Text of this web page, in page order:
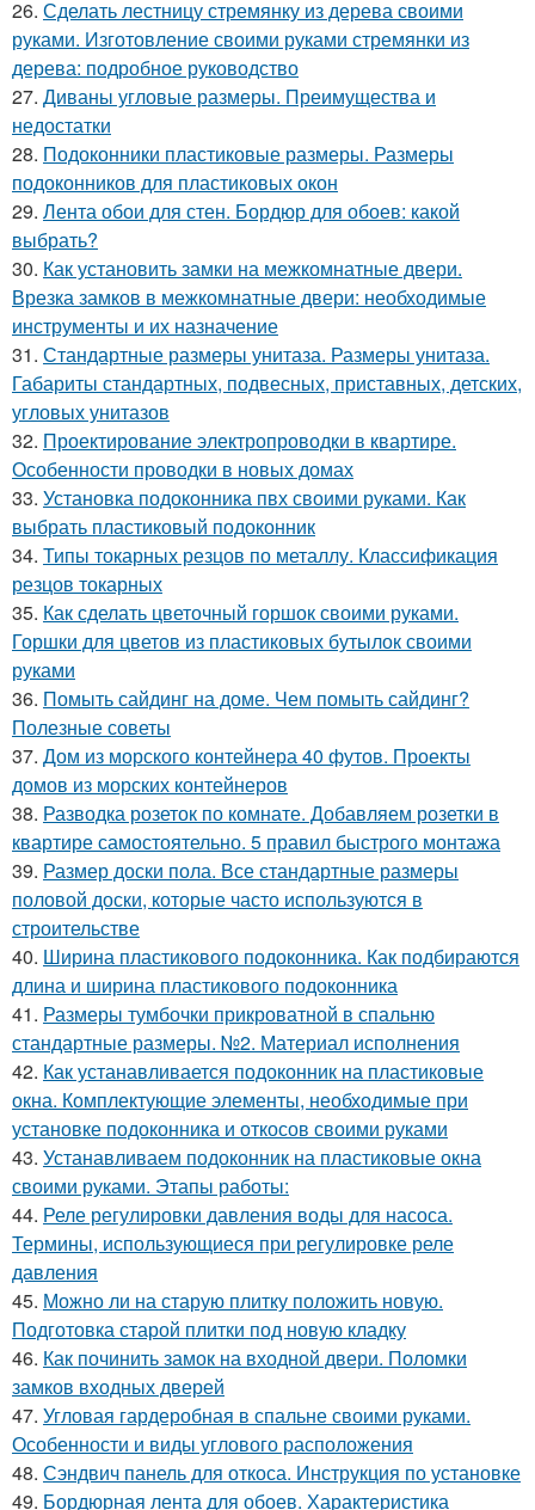
26. Сделать лестницу стремянку из дерева своими
руками. Изготовление своими руками стремянки из
дерева: подробное руководство
27. Диваны угловые размеры. Преимущества и
недостатки
28. Подоконники пластиковые размеры. Размеры
подоконников для пластиковых окон
29. Лента обои для стен. Бордюр для обоев: какой
выбрать?
30. Как установить замки на межкомнатные двери.
Врезка замков в межкомнатные двери: необходимые
инструменты и их назначение
31. Стандартные размеры унитаза. Размеры унитаза.
Габариты стандартных, подвесных, приставных, детских,
угловых унитазов
32. Проектирование электропроводки в квартире.
Особенности проводки в новых домах
33. Установка подоконника пвх своими руками. Как
выбрать пластиковый подоконник
34. Типы токарных резцов по металлу. Классификация
резцов токарных
35. Как сделать цветочный горшок своими руками.
Горшки для цветов из пластиковых бутылок своими
руками
36. Помыть сайдинг на доме. Чем помыть сайдинг?
Полезные советы
37. Дом из морского контейнера 40 футов. Проекты
домов из морских контейнеров
38. Разводка розеток по комнате. Добавляем розетки в
квартире самостоятельно. 5 правил быстрого монтажа
39. Размер доски пола. Все стандартные размеры
половой доски, которые часто используются в
строительстве
40. Ширина пластикового подоконника. Как подбираются
длина и ширина пластикового подоконника
41. Размеры тумбочки прикроватной в спальню
стандартные размеры. №2. Материал исполнения
42. Как устанавливается подоконник на пластиковые
окна. Комплектующие элементы, необходимые при
установке подоконника и откосов своими руками
43. Устанавливаем подоконник на пластиковые окна
своими руками. Этапы работы:
44. Реле регулировки давления воды для насоса.
Термины, использующиеся при регулировке реле
давления
45. Можно ли на старую плитку положить новую.
Подготовка старой плитки под новую кладку
46. Как починить замок на входной двери. Поломки
замков входных дверей
47. Угловая гардеробная в спальне своими руками.
Особенности и виды углового расположения
48. Сэндвич панель для откоса. Инструкция по установке
49. Бордюрная лента для обоев. Характеристика